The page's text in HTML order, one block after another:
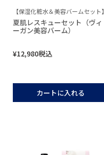
【保湿化粧水＆美容バームセット】
夏肌レスキューセット（ヴィ
ーガン美容バーム）
¥12,980税込
カートに入れる